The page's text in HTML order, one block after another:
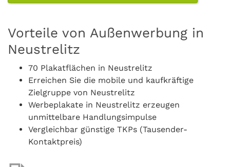
Vorteile von Außenwerbung in
Neustrelitz
70 Plakatflächen in Neustrelitz
Erreichen Sie die mobile und kaufkräftige
Zielgruppe von Neustrelitz
Werbeplakate in Neustrelitz erzeugen
unmittelbare Handlungsimpulse
Vergleichbar günstige TKPs (Tausender-
Kontaktpreis)